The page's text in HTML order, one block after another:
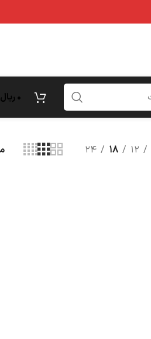
0 ریال
۱۲ ۱۸ ۲۴